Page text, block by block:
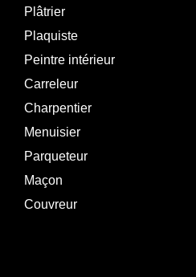
Plâtrier
Plaquiste
Peintre intérieur
Carreleur
Charpentier
Menuisier
Parqueteur
Maçon
Couvreur